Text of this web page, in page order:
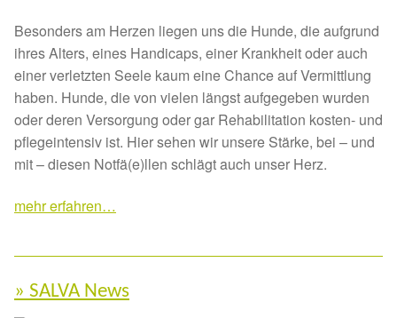
Juli bis Dezember 2024
Januar bis Juni 2024
Spenden 2023
Juli bis Dezember 2023
Spenden 2022
Besonders am Herzen liegen uns die Hunde, die aufgrund
ihres Alters, eines Handicaps, einer Krankheit oder auch
einer verletzten Seele kaum eine Chance auf Vermittlung
haben. Hunde, die von vielen längst aufgegeben wurden
oder deren Versorgung oder gar Rehabilitation kosten- und
pflegeintensiv ist. Hier sehen wir unsere Stärke, bei – und
mit – diesen Notfä(e)llen schlägt auch unser Herz.
mehr erfahren…
» SALVA News